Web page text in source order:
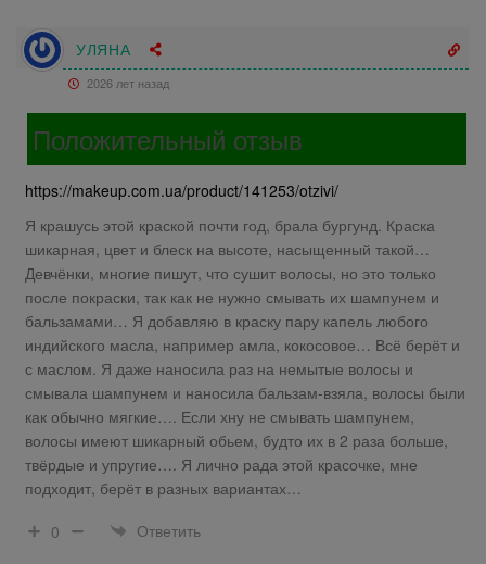
УЛЯНА
2026 лет назад
Положительный отзыв
https://makeup.com.ua/product/141253/otzivi/
Я крашусь этой краской почти год, брала бургунд. Краска
шикарная, цвет и блеск на высоте, насыщенный такой…
Девчёнки, многие пишут, что сушит волосы, но это только
после покраски, так как не нужно смывать их шампунем и
бальзамами… Я добавляю в краску пару капель любого
индийского масла, например амла, кокосовое… Всё берёт и
с маслом. Я даже наносила раз на немытые волосы и
смывала шампунем и наносила бальзам-взяла, волосы были
как обычно мягкие…. Если хну не смывать шампунем,
волосы имеют шикарный обьем, будто их в 2 раза больше,
твёрдые и упругие…. Я лично рада этой красочке, мне
подходит, берёт в разных вариантах…
0
Ответить